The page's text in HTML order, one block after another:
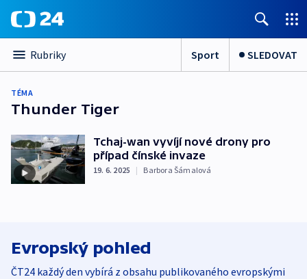
Rubriky Sport SLEDOVAT
TÉMA
Thunder Tiger
Tchaj-wan vyvíjí nové drony pro
případ čínské invaze
19. 6. 2025 | Barbora Šámalová
Evropský pohled
ČT24 každý den vybírá z obsahu publikovaného evropskými